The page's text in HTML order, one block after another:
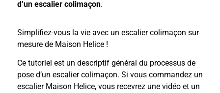
d’un escalier colimaçon.
Simplifiez-vous la vie avec un escalier colimaçon sur
mesure de Maison Helice !
Ce tutoriel est un descriptif général du processus de
pose d’un escalier colimaçon. Si vous commandez un
escalier Maison Helice, vous recevrez une vidéo et un